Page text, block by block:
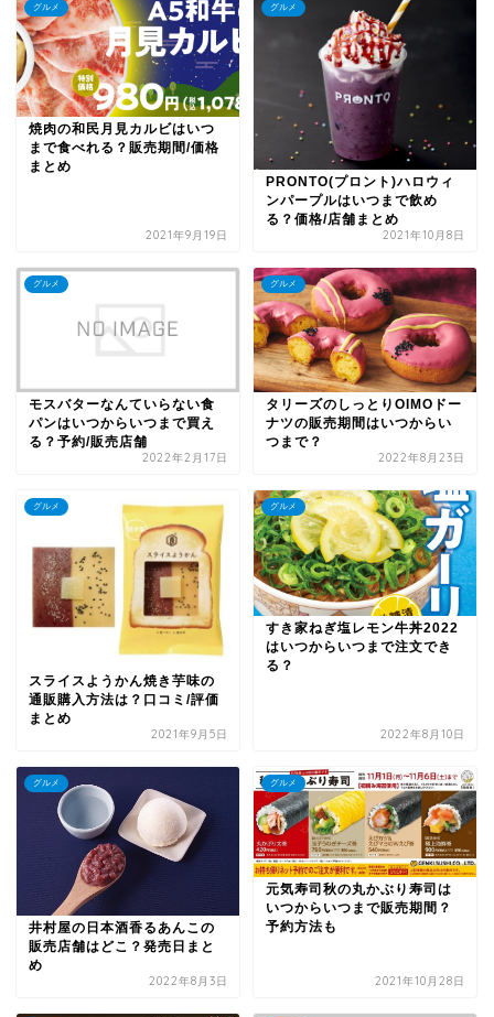
グルメ
焼肉の和民月見カルビはいつ
まで食べれる？販売期間/価格
まとめ
2021年9月19日
グルメ
PRONTO(プロント)ハロウィ
ンパープルはいつまで飲め
る？価格/店舗まとめ
2021年10月8日
グルメ
モスバターなんていらない食
パンはいつからいつまで買え
る？予約/販売店舗
2022年2月17日
グルメ
タリーズのしっとりOIMOドー
ナツの販売期間はいつからい
つまで？
2022年8月23日
グルメ
スライスようかん焼き芋味の
通販購入方法は？口コミ/評価
まとめ
2021年9月5日
グルメ
すき家ねぎ塩レモン牛丼2022
はいつからいつまで注文でき
る？
2022年8月10日
グルメ
井村屋の日本酒香るあんこの
販売店舗はどこ？発売日まと
め
2022年8月3日
グルメ
元気寿司秋の丸かぶり寿司は
いつからいつまで販売期間？
予約方法も
2021年10月28日